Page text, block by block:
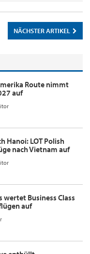
NÄCHSTER ARTIKEL
Route nimmt
auf
Hanoi: LOT Polish
nach Vietnam auf
wertet Business Class
auf